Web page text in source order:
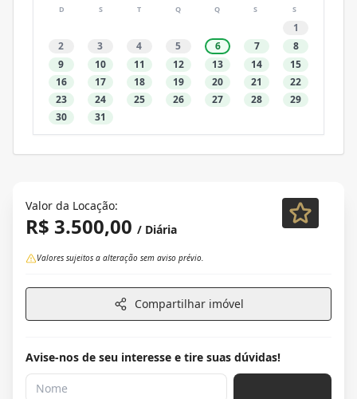
D S T Q Q S S
1
2
3 4 5 6 7
8
9
10 11 12 13 14
15
16
17 18 19 20 21
22
23
24 25 26 27 28
29
30
31
Valor da Locação:
R$ 3.500,00 / Diária
Valores sujeitos a alteração sem aviso prévio.
Compartilhar imóvel
Avise-nos de seu interesse e tire suas dúvidas!